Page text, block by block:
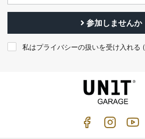
参加しませんか
私はプライバシーの扱いを受け入れる (